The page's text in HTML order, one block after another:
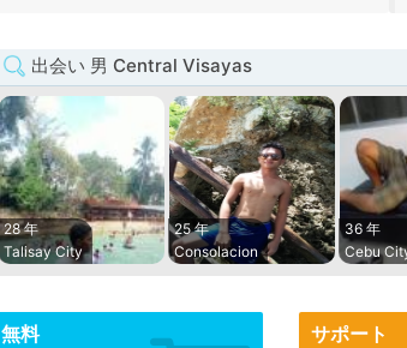
出会い 男 Central Visayas
28 年
Talisay City
25 年
Consolacion
36 年
Cebu
無料 サポート